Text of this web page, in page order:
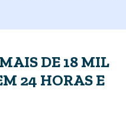
DE 18 MIL
24 HORAS E